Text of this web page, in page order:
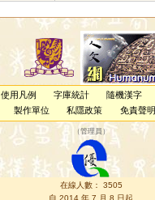
使用凡例 字庫統計 隨機漢字
製作單位 私隱政策 免責聲明
（管理員 ）
在線人數： 3505